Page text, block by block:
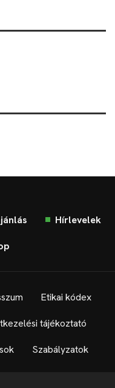
Hírlevelek
Etikai kódex
tájékoztató
Szabályzatok